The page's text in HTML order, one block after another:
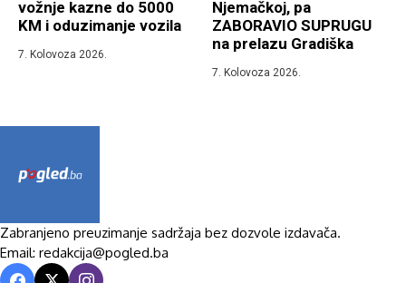
vožnje kazne do 5000
KM i oduzimanje vozila
7. Kolovoza 2026.
Njemačkoj, pa
ZABORAVIO SUPRUGU
na prelazu Gradiška
7. Kolovoza 2026.
Zabranjeno preuzimanje sadržaja bez dozvole izdavača.
Email: redakcija@pogled.ba